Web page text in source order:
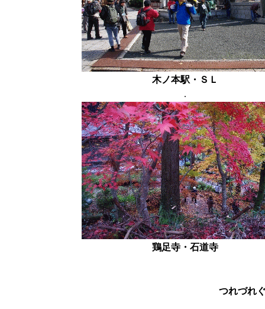
木ノ本駅・ＳＬ
.
鶏足寺・石道寺
つれづれ